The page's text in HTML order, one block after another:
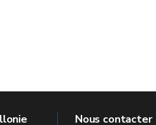
Nous contacter